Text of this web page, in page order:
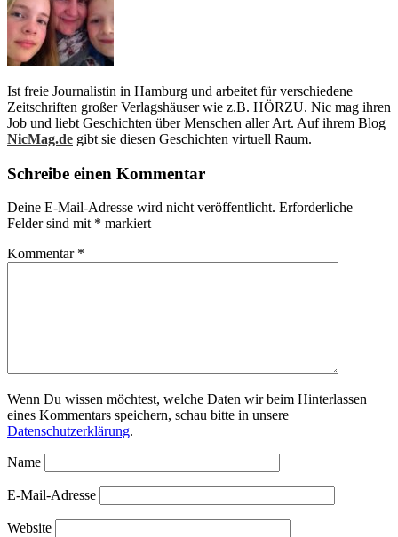
Ist freie Journalistin in Hamburg und arbeitet für verschiedene
Zeitschriften großer Verlagshäuser wie z.B. HÖRZU. Nic mag ihren
Job und liebt Geschichten über Menschen aller Art. Auf ihrem Blog
NicMag.de gibt sie diesen Geschichten virtuell Raum.
Schreibe einen Kommentar
Deine E-Mail-Adresse wird nicht veröffentlicht. Erforderliche
Felder sind mit * markiert
Kommentar *
Wenn Du wissen möchtest, welche Daten wir beim Hinterlassen
eines Kommentars speichern, schau bitte in unsere
Datenschutzerklärung.
Name
E-Mail-Adresse
Website